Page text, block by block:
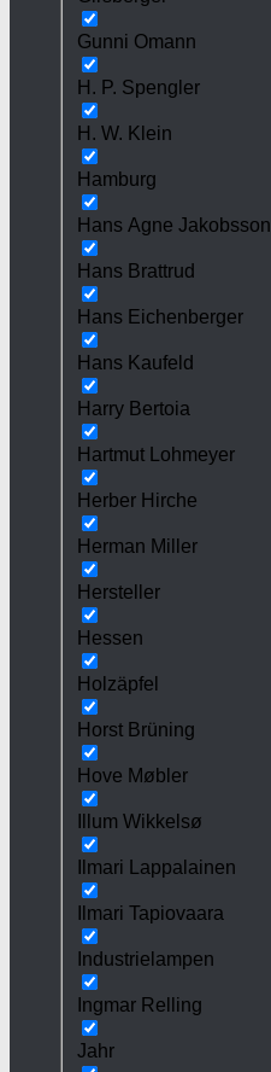
Gunni Omann
H. P. Spengler
H. W. Klein
Hamburg
Hans Agne Jakobsson
Hans Brattrud
Hans Eichenberger
Hans Kaufeld
Harry Bertoia
Hartmut Lohmeyer
Herber Hirche
Herman Miller
Hersteller
Hessen
Holzäpfel
Horst Brüning
Hove Møbler
Illum Wikkelsø
Ilmari Lappalainen
Ilmari Tapiovaara
Industrielampen
Ingmar Relling
Jahr